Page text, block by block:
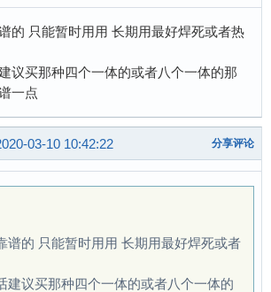
的 只能暂时用用 长期用最好焊死或者热
议买那种四个一体的或者八个一体的那
一点
03-10 10:42:22 分享评论
谱的 只能暂时用用 长期用最好焊死或者
建议买那种四个一体的或者八个一体的